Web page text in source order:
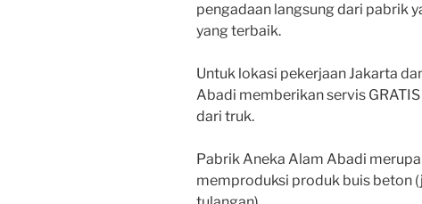
pengadaan langsung dari pabrik
yang terbaik.
Untuk lokasi pekerjaan Jakarta
Abadi memberikan servis
dari truk.
Pabrik Aneka Alam Abadi
memproduksi produk buis beton